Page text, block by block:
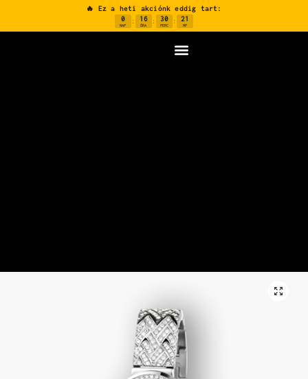
🔥 Ez a heti akciónk eddig tart:
0
NAP
: 16
ÓRA
: 30
PERC
: 20
MP